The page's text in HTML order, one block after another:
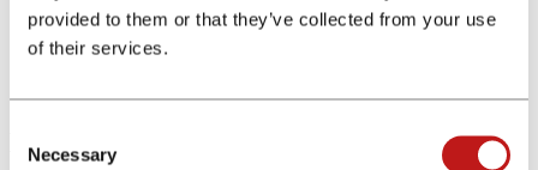
provided to them or that they’ve collected from your use
of their services.
Selection
Necessary
structurés sont également disponibles.
Conditions du programme d'affiliation
Linxea